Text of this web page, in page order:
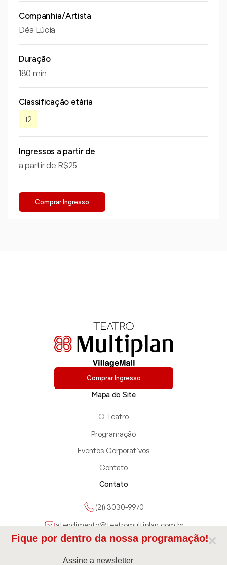
Fique por dentro da nossa programação!
Assine a newsletter
Companhia/Artista
Déa Lúcia
Duração
180 min
Classificação etária
12
Ingressos a partir de
a partir de R$25
Comprar Ingresso
Comprar Ingresso
Mapa do Site
O Teatro
Programação
Eventos Corporativos
Contato
Contato
(21) 3030-9970
atendimento@teatromultiplan.com.br
Avenida das Américas 3900, Rio de Janeiro, RJ, Brazil